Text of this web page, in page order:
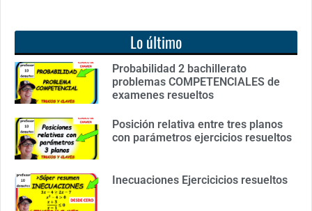
Lo último
Probabilidad 2 bachillerato
problemas COMPETENCIALES de
examenes resueltos
Posición relativa entre tres planos
con parámetros ejercicios resueltos
Inecuaciones Ejercicicios resueltos